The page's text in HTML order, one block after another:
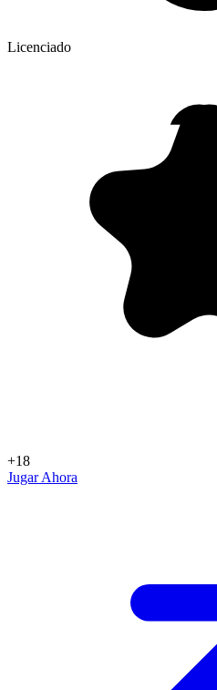
Licenciado
+18
Jugar Ahora